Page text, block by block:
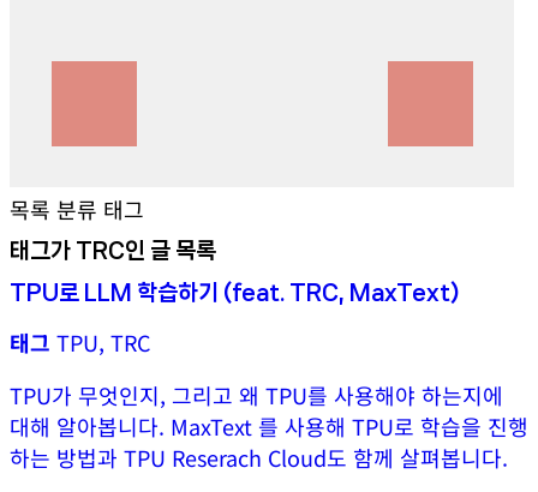
목록 분류 태그
태그가 TRC인 글 목록
TPU로 LLM 학습하기 (feat. TRC, MaxText)
태그 TPU, TRC
TPU가 무엇인지, 그리고 왜 TPU를 사용해야 하는지에
대해 알아봅니다. MaxText 를 사용해 TPU로 학습을 진행
하는 방법과 TPU Reserach Cloud도 함께 살펴봅니다.